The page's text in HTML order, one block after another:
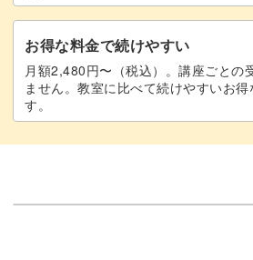
お得な料金で続けやすい
月額2,480円〜（税込）。講座ごとの
ません。教室に比べて続けやすいお得
す。